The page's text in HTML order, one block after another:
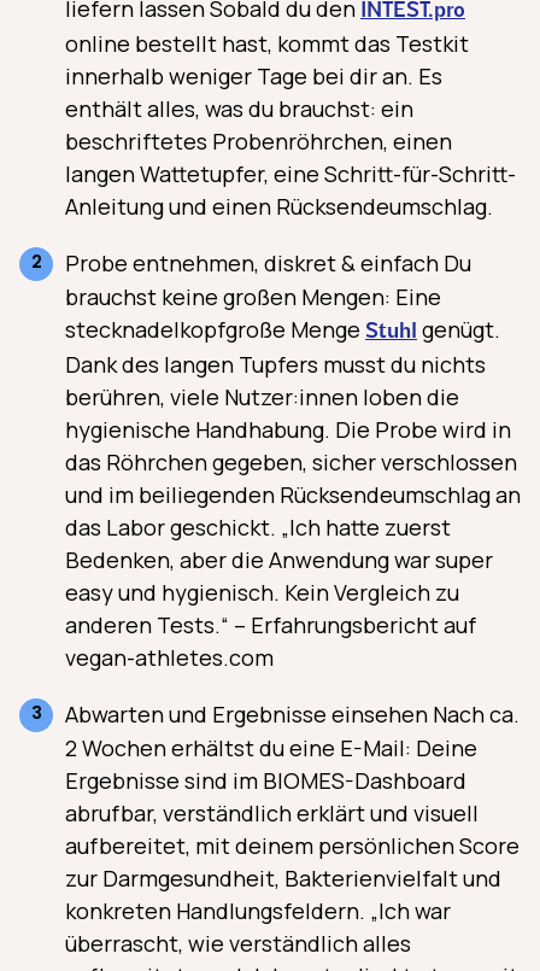
liefern lassen Sobald du den
INTEST.pro
online bestellt hast, kommt das Testkit
innerhalb weniger Tage bei dir an. Es
enthält alles, was du brauchst: ein
beschriftetes Probenröhrchen, einen
langen Wattetupfer, eine Schritt-für-Schritt-
Anleitung und einen Rücksendeumschlag.
Probe entnehmen, diskret & einfach Du
brauchst keine großen Mengen: Eine
stecknadelkopfgroße Menge Stuhl genügt.
Dank des langen Tupfers musst du nichts
berühren, viele Nutzer:innen loben die
hygienische Handhabung. Die Probe wird in
das Röhrchen gegeben, sicher verschlossen
und im beiliegenden Rücksendeumschlag an
das Labor geschickt. „Ich hatte zuerst
Bedenken, aber die Anwendung war super
easy und hygienisch. Kein Vergleich zu
anderen Tests.“ – Erfahrungsbericht auf
vegan-athletes.com
Abwarten und Ergebnisse einsehen Nach ca.
2 Wochen erhältst du eine E-Mail: Deine
Ergebnisse sind im BIOMES-Dashboard
abrufbar, verständlich erklärt und visuell
aufbereitet, mit deinem persönlichen Score
zur Darmgesundheit, Bakterienvielfalt und
konkreten Handlungsfeldern. „Ich war
überrascht, wie verständlich alles